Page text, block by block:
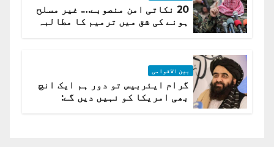
20 نکاتی امن منصوبے…. غیر مسلح
ہونے کی شق میں ترمیم کا مطالبہ
بین الاقوامی
گرام ایئربیس تو دور ہم ایک انچ
بھی امریکا کو نہیں دیں گے: